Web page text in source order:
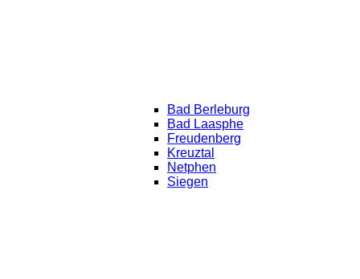
Bad Berleburg
Bad Laasphe
Freudenberg
Kreuztal
Netphen
Siegen